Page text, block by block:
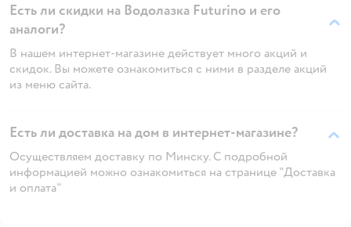
Есть ли скидки на Водолазка Futurino и его
аналоги?
В нашем интернет-магазине действует много акций и
скидок. Вы можете ознакомиться с ними в разделе акций
из меню сайта.
Есть ли доставка на дом в интернет-магазине?
Осуществляем доставку по Минску. С подробной
информацией можно ознакомиться на странице "Доставка
и оплата"